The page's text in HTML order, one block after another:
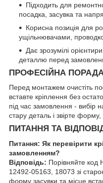
Підходить для
посадка, засувка та
Корисна позиція для
ущільнювачами,
Дає зрозумілі
деталлю перед
ПРОФЕСІЙНА
Перед монтажем очистіть
вставте кріплення без
під час замовлення - вибір
стару деталь і звірте
ПИТАННЯ ТА
Питання: Як перевірити
замовленням?
Відповідь: Порівняйте код
12492-05163, 18073 зі
форму засувки та місце